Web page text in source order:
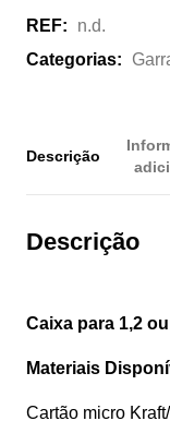
REF:
n.d.
Categorias:
Descrição
Descrição
Caixa para 1,2
Materiais
Cartão micro